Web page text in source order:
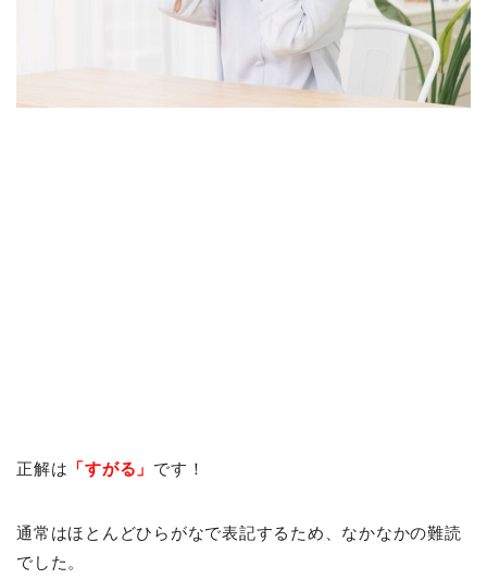
正解は 「すがる」 です！
通常はほとんどひらがなで表記するため、なかなかの難読
でした。